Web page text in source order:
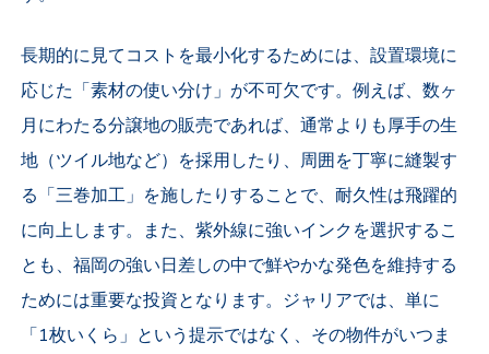
長期的に見てコストを最小化するためには、設置環境に
応じた「素材の使い分け」が不可欠です。例えば、数ヶ
月にわたる分譲地の販売であれば、通常よりも厚手の生
地（ツイル地など）を採用したり、周囲を丁寧に縫製す
る「三巻加工」を施したりすることで、耐久性は飛躍的
に向上します。また、紫外線に強いインクを選択するこ
とも、福岡の強い日差しの中で鮮やかな発色を維持する
ためには重要な投資となります。ジャリアでは、単に
「1枚いくら」という提示ではなく、その物件がいつま